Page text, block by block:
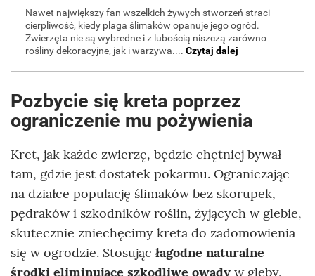
Pozbycie się kreta poprzez
ograniczenie mu pożywienia
Kret, jak każde zwierzę, będzie chętniej bywał
tam, gdzie jest dostatek pokarmu. Ograniczając
na działce populację ślimaków bez skorupek,
pędraków i szkodników roślin, żyjących w glebie,
skutecznie zniechęcimy kreta do zadomowienia
się w ogrodzie. Stosując łagodne naturalne
środki eliminujące szkodliwe owady w gleby,